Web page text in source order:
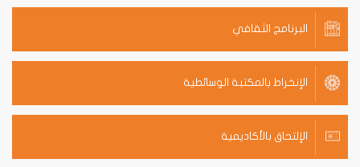
البرنامج الثقافي
الإنخراط بالمكتبة الوسائطية
الإلتحاق بالأكاديمية